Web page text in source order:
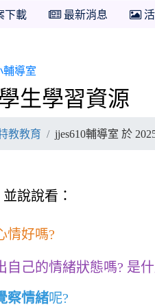
下載 最新消息 活
生學習資源
教教育 jjes610輔導室 於
說說看：
情好嗎?
自己的情緒狀態嗎? 是
察情緒呢?